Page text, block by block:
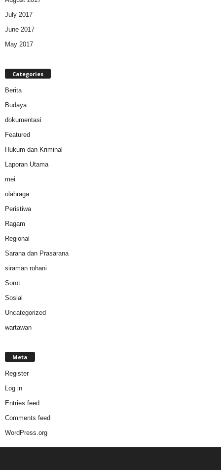
July 2017
June 2017
May 2017
Categories
Berita
Budaya
dokumentasi
Featured
Hukum dan Kriminal
Laporan Utama
mei
olahraga
Peristiwa
Ragam
Regional
Sarana dan Prasarana
siraman rohani
Sorot
Sosial
Uncategorized
wartawan
Meta
Register
Log in
Entries feed
Comments feed
WordPress.org